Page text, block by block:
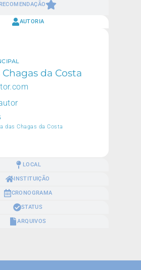
RECOMENDAÇÃO
AUTORIA
LOCAL
INSTITUIÇÃO
CRONOGRAMA
STATUS
ARQUIVOS
Chagas da Costa
das Chagas da Costa